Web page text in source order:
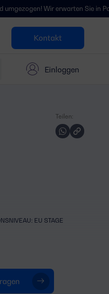
Kontakt
Einloggen
Wir erwarten Sie in Polígono
Teilen:
EU STAGE